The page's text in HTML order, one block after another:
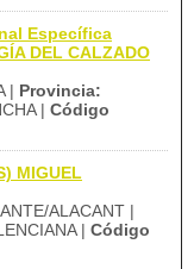
Específica
DEL CALZADO
| Provincia:
| Código
MIGUEL
ALACANT |
| Código